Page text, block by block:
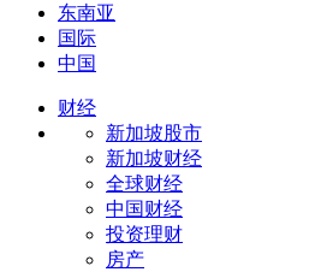
东南亚
国际
中国
财经
新加坡股市
新加坡财经
全球财经
中国财经
投资理财
房产